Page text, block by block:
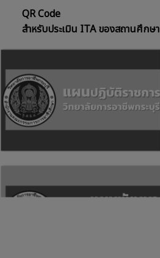
QR Code
สำหรับประเมิน ITA ของสถานศึกษา